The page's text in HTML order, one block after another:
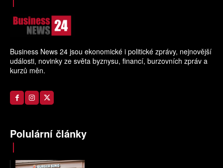
Business News 24 jsou ekonomické i politické zprávy, nejnovější
události, novinky ze světa byznysu, financí, burzovních zpráv a
kurzů měn.
Polulární články